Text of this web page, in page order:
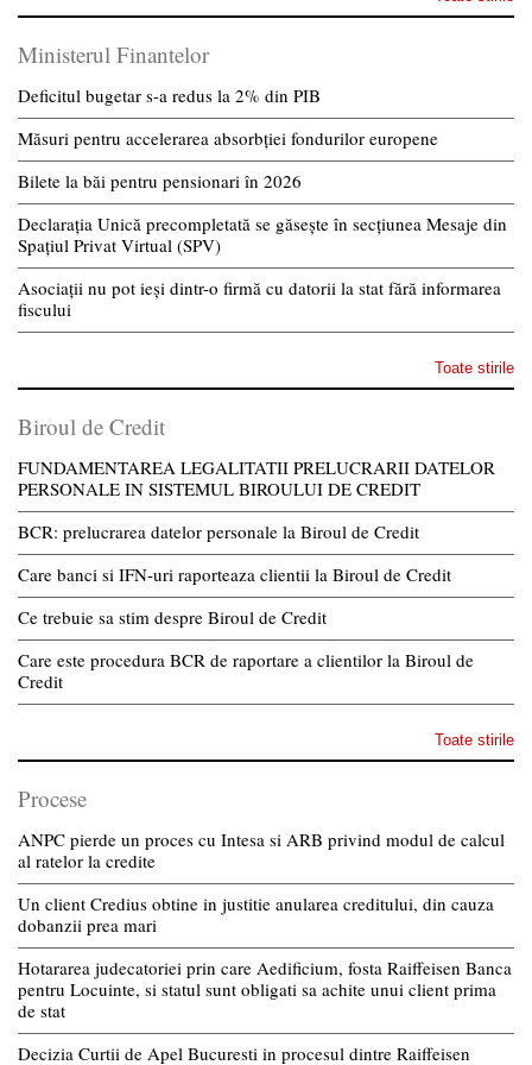
Ministerul Finantelor
Deficitul bugetar s-a redus la 2% din PIB
Măsuri pentru accelerarea absorbției fondurilor europene
Bilete la băi pentru pensionari în 2026
Declarația Unică precompletată se găsește în secțiunea Mesaje din
Spațiul Privat Virtual (SPV)
Asociații nu pot ieși dintr-o firmă cu datorii la stat fără informarea
fiscului
Toate stirile
Biroul de Credit
FUNDAMENTAREA LEGALITATII PRELUCRARII DATELOR
PERSONALE IN SISTEMUL BIROULUI DE CREDIT
BCR: prelucrarea datelor personale la Biroul de Credit
Care banci si IFN-uri raporteaza clientii la Biroul de Credit
Ce trebuie sa stim despre Biroul de Credit
Care este procedura BCR de raportare a clientilor la Biroul de
Credit
Toate stirile
Procese
ANPC pierde un proces cu Intesa si ARB privind modul de calcul
al ratelor la credite
Un client Credius obtine in justitie anularea creditului, din cauza
dobanzii prea mari
Hotararea judecatoriei prin care Aedificium, fosta Raiffeisen Banca
pentru Locuinte, si statul sunt obligati sa achite unui client prima
de stat
Decizia Curtii de Apel Bucuresti in procesul dintre Raiffeisen